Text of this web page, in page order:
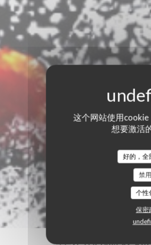
这个网站使用
想要激活
好的，全
禁用
个性
保密